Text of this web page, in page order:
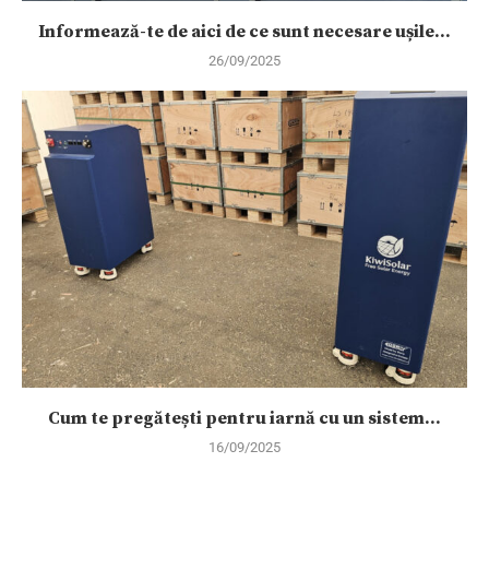
Informează-te de aici de ce sunt necesare ușile...
26/09/2025
Cum te pregătești pentru iarnă cu un sistem...
16/09/2025